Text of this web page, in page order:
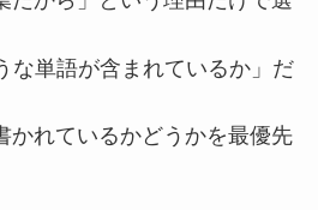
な単語が含まれているか」だ
かれているかどうかを最優先